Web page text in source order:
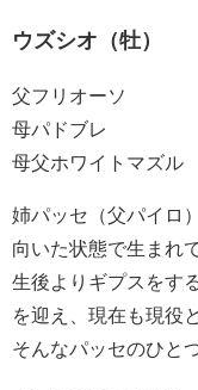
ウズシオ（牡）
父フリオーソ
母パドブレ
母父ホワイトマズル
姉パッセ（父パイロ
向いた状態で生まれ
生後よりギプスをす
を迎え、現在も現役
そんなパッセのひと